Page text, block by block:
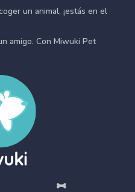
un animal, ¡estás en el
amigo. Con Miwuki Pet